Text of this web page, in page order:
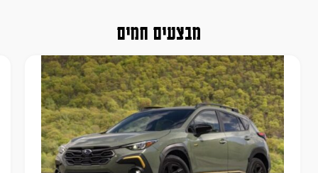
מבצעים חמים